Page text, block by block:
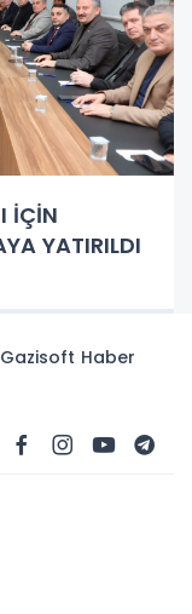
İÇİN
YATIRILDI
Haber